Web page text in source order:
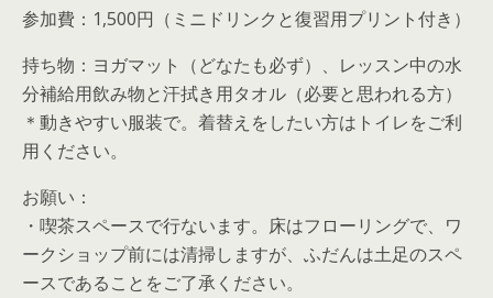
参加費：1,500円（ミニドリンクと復習用プリント付き）
持ち物：ヨガマット（どなたも必ず）、レッスン中の水
分補給用飲み物と汗拭き用タオル（必要と思われる方）
＊動きやすい服装で。着替えをしたい方はトイレをご利
用ください。
お願い：
・喫茶スペースで行ないます。床はフローリングで、ワ
ークショップ前には清掃しますが、ふだんは土足のスペ
ースであることをご了承ください。